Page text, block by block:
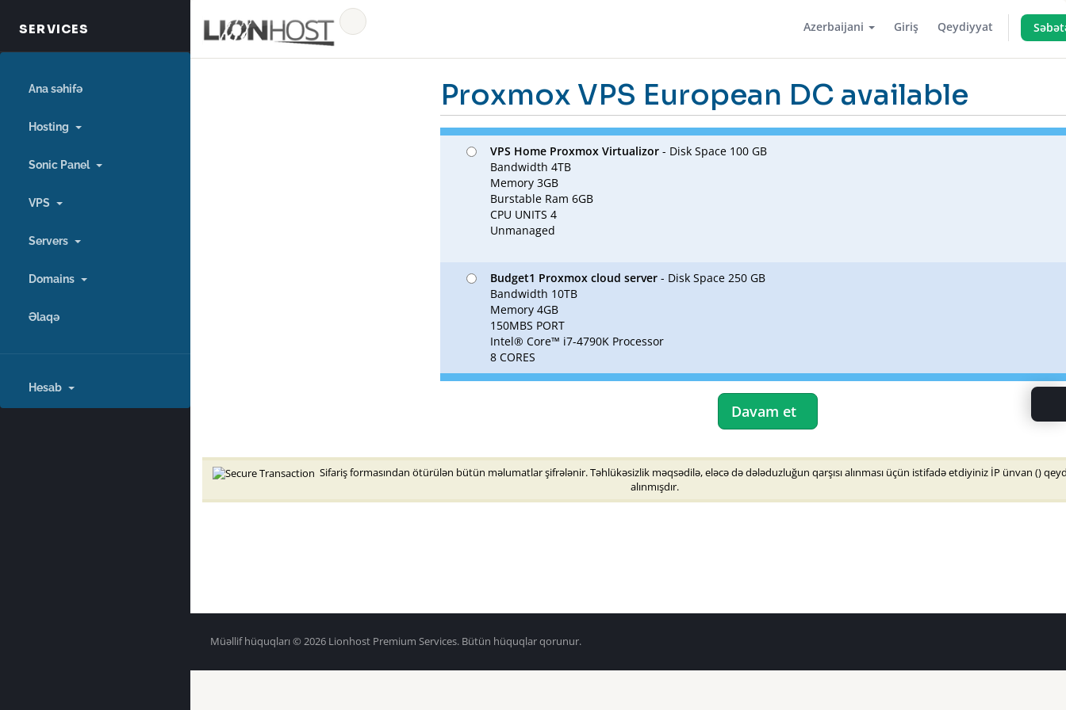
Azerbaijani Giriş Qeydiyyat
Ana səhifə
Hosting
Sonic Panel
VPS
Servers
Domains
Əlaqə
Hesab
Proxmox VPS European DC available
VPS Home Proxmox Virtualizor - Disk Space 100 GB
Bandwidth 4TB
Memory 3GB
Burstable Ram 6GB
CPU UNITS 4
Unmanaged
Budget1 Proxmox cloud server - Disk Space 250 GB
Bandwidth 10TB
Memory 4GB
150MBS PORT
Intel® Core™ i7-4790K Processor
8 CORES
Davam et
Sifariş formasından ötürülən bütün məlumatlar şifrələnir. Təhlükəsizlik məqsədilə, eləcə də dələduzluğun qarşısı alınması üçün istifadə etdiyiniz İP ünvan ()
alınmışdır.
Müəllif hüquqları © 2026 Lionhost Premium Services. Bütün hüquqlar qorunur.